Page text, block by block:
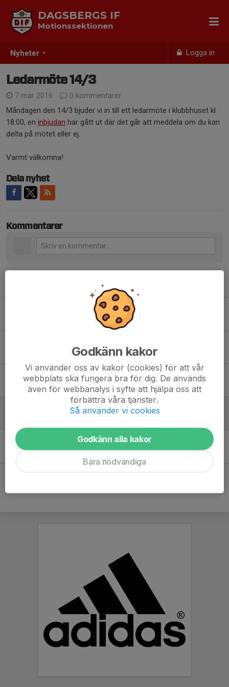
Nyheter Logga in
DAGSBERGS IF
Motionssektionen
Ledarmöte 14/3
7 mar 2016
0 kommentarer
Måndagen den 14/3 bjuder vi in till ett ledarmöte i klubbhuset kl
18:00, en inbjudan har gått ut där det går att meddela om du kan
delta på mötet eller ej.
Varmt välkomna!
Dela nyhet
Kommentarer
Snart drar tipspromenaderna igång.
28 feb 2022 0
Vi saknar material till DIF-BLADET
17 okt 2016 0
Ledarmöte 14/3
Gympadax igen!
6 jan 2015 0
Godkänn kakor
Vi använder oss av kakor (cookies) för att vår
webbplats ska fungera bra för dig. De används
även för webbanalys i syfte att hjälpa oss att
förbättra våra tjänster.
Så använder vi cookies
Godkänn alla kakor
Bara nödvändiga